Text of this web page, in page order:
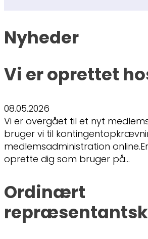
Nyheder
Vi er oprettet
08.05.2026
Vi er overgået til et nyt
bruger vi til
medlemsadministration
oprette dig som bruger på…
Ordinært